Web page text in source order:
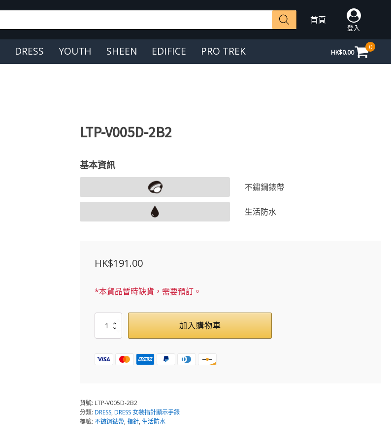
首頁
登入
DRESS YOUTH SHEEN EDIFICE PRO TREK HK$0.00
0
LTP-V005D-2B2
基本資訊
不鏽鋼錶帶
生活防水
HK$191.00
*本貨品暫時缺貨，需要預訂。
V005D-
2B2
量
加入購物車
貨號: LTP-V005D-2B2
分類: DRESS, DRESS 女裝指針顯示手錶
標籤: 不鏽鋼錶帶, 指針, 生活防水